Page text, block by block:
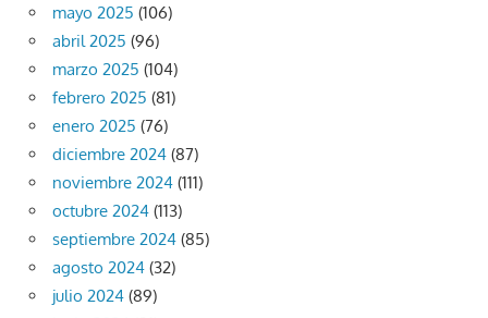
mayo 2025 (106)
abril 2025 (96)
marzo 2025 (104)
febrero 2025 (81)
enero 2025 (76)
diciembre 2024 (87)
noviembre 2024 (111)
octubre 2024 (113)
septiembre 2024 (85)
agosto 2024 (32)
julio 2024 (89)